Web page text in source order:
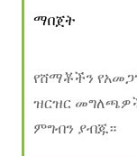
ማበጀት
የሸማቾችን
ዝርዝር
ምግብን ያብጁ።